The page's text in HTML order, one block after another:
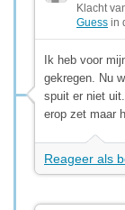
Klacht
Guess in
Ik heb voor
gekregen. Nu
spuit er niet
erop zet maar
Reageer als